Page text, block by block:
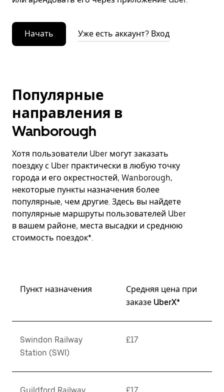
Начать Уже есть аккаунт? Вход
Популярные
направления в
Wanborough
Хотя пользователи Uber могут заказать
поездку с Uber практически в любую точку
города и его окрестностей, Wanborough,
некоторые пункты назначения более
популярные, чем другие. Здесь вы найдете
популярные маршруты пользователей Uber
в вашем районе, места высадки и среднюю
стоимость поездок*.
Пункт назначения
Средняя цена при
заказе UberX*
Swindon Railway
Station (SWI)
£17